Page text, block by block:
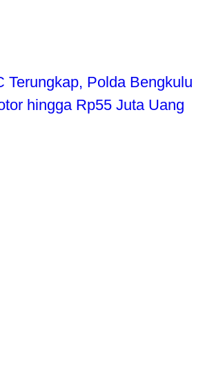
Terungkap, Polda Bengkulu
hingga Rp55 Juta Uang